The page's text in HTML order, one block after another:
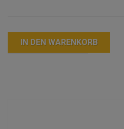
IN DEN WARENKORB